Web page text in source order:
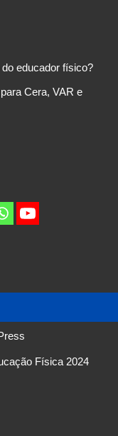
educador físico?
Cera, VAR e
Física 2024